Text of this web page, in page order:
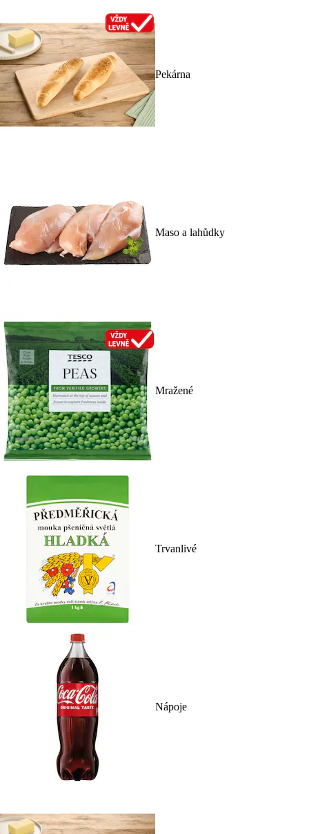
Pekárna
Maso a lahůdky
Mražené
Trvanlivé
Nápoje